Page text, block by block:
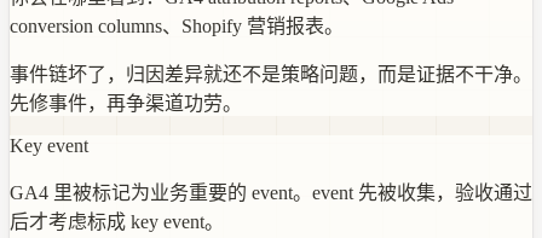
conversion columns、Shopify 营销报表。
事件链坏了，归因差异就还不是策略问题，而是证据不干净。
先修事件，再争渠道功劳。
Key event
GA4 里被标记为业务重要的 event。event 先被收集，验收通过
后才考虑标成 key event。